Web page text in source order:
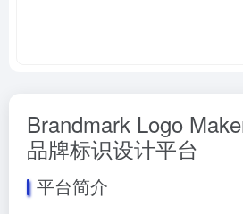
Brandmark Logo
品牌标识设计平台
平台简介